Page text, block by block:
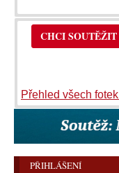
CHCI SOUTĚŽIT
Přehled všech fotek
PŘIHLÁŠENÍ